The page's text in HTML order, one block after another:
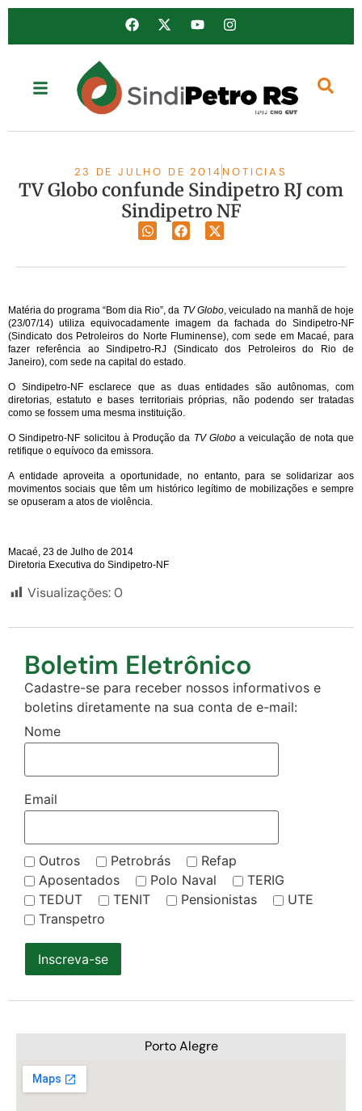
23 DE JULHO DE 2014 NOTICIAS
TV Globo confunde Sindipetro RJ com
Sindipetro NF
Matéria do programa “Bom dia Rio”, da TV Globo, veiculado na manhã de hoje
(23/07/14) utiliza equivocadamente imagem da fachada do Sindipetro-NF
(Sindicato dos Petroleiros do Norte Fluminense), com sede em Macaé, para
fazer referência ao Sindipetro-RJ (Sindicato dos Petroleiros do Rio de
Janeiro), com sede na capital do estado.
O Sindipetro-NF esclarece que as duas entidades são autônomas, com
diretorias, estatuto e bases territoriais próprias, não podendo ser tratadas
como se fossem uma mesma instituição.
O Sindipetro-NF solicitou à Produção da TV Globo a veiculação de nota que
retifique o equívoco da emissora.
A entidade aproveita a oportunidade, no entanto, para se solidarizar aos
movimentos sociais que têm um histórico legítimo de mobilizações e sempre
se opuseram a atos de violência.
Macaé, 23 de Julho de 2014
Diretoria Executiva do Sindipetro-NF
Visualizações:0
Boletim Eletrônico
Cadastre-se para receber nossos informativos e
boletins diretamente na sua conta de e-mail:
Nome
Email
Outros Petrobrás
Refap
Aposentados
Polo Naval
TERIG
TEDUT
TENIT Pensionistas
UTE
Transpetro
Inscreva-se
Porto Alegre